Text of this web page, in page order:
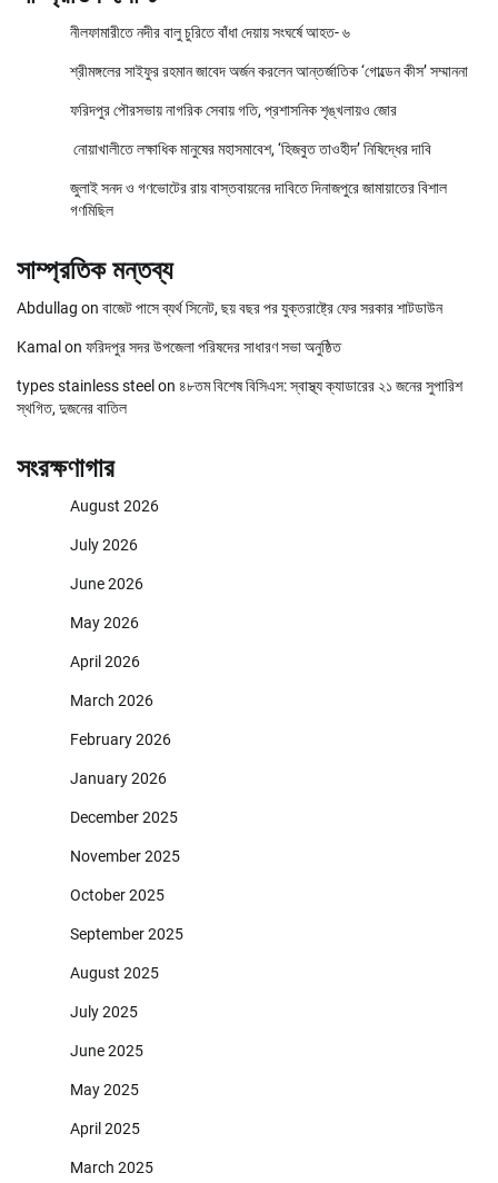
নীলফামারীতে নদীর বালু চুরিতে বাঁধা দেয়ায় সংঘর্ষে আহত- ৬
শ্রীমঙ্গলের সাইফুর রহমান জাবেদ অর্জন করলেন আন্তর্জাতিক ‘গোল্ডেন কীস’ সম্মাননা
ফরিদপুর পৌরসভায় নাগরিক সেবায় গতি, প্রশাসনিক শৃঙ্খলায়ও জোর
নোয়াখালীতে লক্ষাধিক মানুষের মহাসমাবেশ, ‘হিজবুত তাওহীদ’ নিষিদ্ধের দাবি
জুলাই সনদ ও গণভোটের রায় বাস্তবায়নের দাবিতে দিনাজপুরে জামায়াতের বিশাল
গণমিছিল
সাম্প্রতিক মন্তব্য
Abdullag on বাজেট পাসে ব্যর্থ সিনেট, ছয় বছর পর যুক্তরাষ্ট্রে ফের সরকার শাটডাউন
Kamal on ফরিদপুর সদর উপজেলা পরিষদের সাধারণ সভা অনুষ্ঠিত
types stainless steel on ৪৮তম বিশেষ বিসিএস: স্বাস্থ্য ক্যাডারের ২১ জনের সুপারিশ
স্থগিত, দুজনের বাতিল
সংরক্ষণাগার
August 2026
July 2026
June 2026
May 2026
April 2026
March 2026
February 2026
January 2026
December 2025
November 2025
October 2025
September 2025
August 2025
July 2025
June 2025
May 2025
April 2025
March 2025